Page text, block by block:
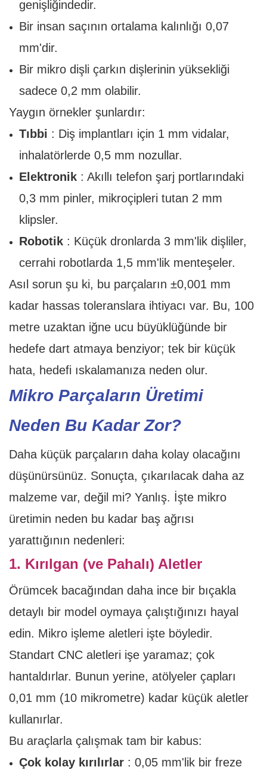
genişliğindedir.
Bir insan saçının ortalama kalınlığı 0,07
mm'dir.
Bir mikro dişli çarkın dişlerinin yüksekliği
sadece 0,2 mm olabilir.
Yaygın örnekler şunlardır:
Tıbbi : Diş implantları için 1 mm vidalar,
inhalatörlerde 0,5 mm nozullar.
Elektronik: Akıllı telefon şarj portlarındaki
0,3 mm pinler, mikroçipleri tutan 2 mm
klipsler.
Robotik: Küçük dronlarda 3 mm'lik dişliler,
cerrahi robotlarda 1,5 mm'lik menteşeler.
Asıl sorun şu ki, bu parçaların ±0,001 mm
kadar hassas toleranslara ihtiyacı var. Bu, 100
metre uzaktan iğne ucu büyüklüğünde bir
hedefe dart atmaya benziyor; tek bir küçük
hata, hedefi ıskalamanıza neden olur.
Mikro Parçaların Üretimi
Neden Bu Kadar Zor?
Daha küçük parçaların daha kolay olacağını
düşünürsünüz. Sonuçta, çıkarılacak daha az
malzeme var, değil mi? Yanlış. İşte mikro
üretimin neden bu kadar baş ağrısı
yarattığının nedenleri:
1. Kırılgan (ve Pahalı) Aletler
Örümcek bacağından daha ince bir bıçakla
detaylı bir model oymaya çalıştığınızı hayal
edin. Mikro işleme aletleri işte böyledir.
Standart CNC aletleri işe yaramaz; çok
hantaldırlar. Bunun yerine, atölyeler çapları
0,01 mm (10 mikrometre) kadar küçük aletler
kullanırlar.
Bu araçlarla çalışmak tam bir kabus:
Çok kolay kırılırlar: 0,05 mm'lik bir freze